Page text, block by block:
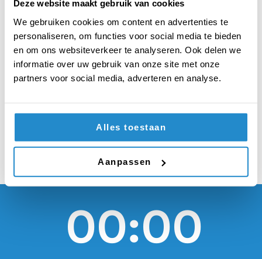
Deze website maakt gebruik van cookies
We gebruiken cookies om content en advertenties te
personaliseren, om functies voor social media te bieden
en om ons websiteverkeer te analyseren. Ook delen we
informatie over uw gebruik van onze site met onze
partners voor social media, adverteren en analyse.
Alles toestaan
Aanpassen
maaltijd
langsbrengen bij
iemand die alleen
woont
00:00